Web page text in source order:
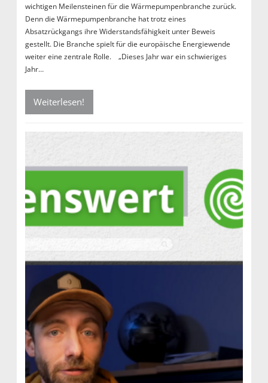
wichtigen Meilensteinen für die Wärmepumpenbranche zurück.
Denn die Wärmepumpenbranche hat trotz eines
Absatzrückgangs ihre Widerstandsfähigkeit unter Beweis
gestellt. Die Branche spielt für die europäische Energiewende
weiter eine zentrale Rolle. „Dieses Jahr war ein schwieriges
Jahr…
Weiterlesen!